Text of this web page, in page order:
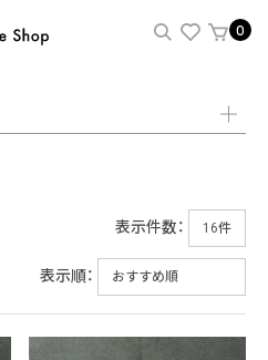
0
表示件数：
表示順：